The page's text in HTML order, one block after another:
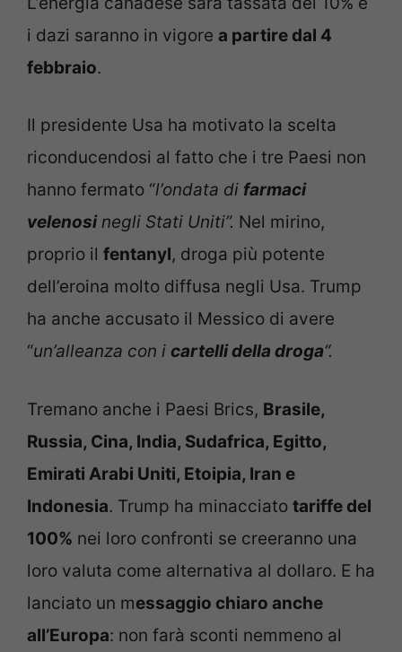
i dazi saranno in vigore a partire dal 4
febbraio.
Il presidente Usa ha motivato la scelta
riconducendosi al fatto che i tre Paesi non
hanno fermato “l’ondata di farmaci
velenosinegli Stati Uniti”. Nel mirino,
proprio il fentanyl, droga più potente
dell’eroina molto diffusa negli Usa. Trump
ha anche accusato il Messico di avere
“un’alleanza con i cartelli della droga“.
Tremano anche i Paesi Brics, Brasile,
Russia, Cina, India, Sudafrica, Egitto,
Emirati Arabi Uniti, Etoipia, Iran e
Indonesia. Trump ha minacciato tariffe del
100% nei loro confronti se creeranno una
loro valuta come alternativa al dollaro. E ha
lanciato un messaggio chiaro anche
all’Europa: non farà sconti nemmeno al